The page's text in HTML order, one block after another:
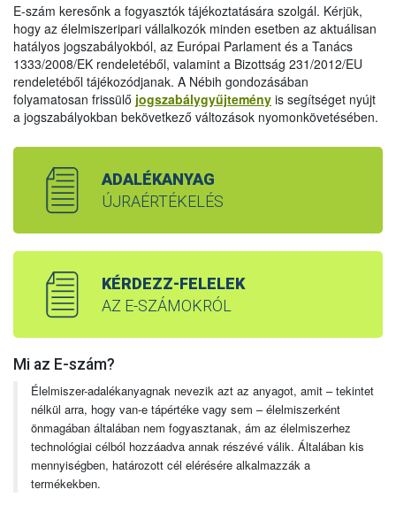
E-szám keresőnk a fogyasztók tájékoztatására szolgál. Kérjük,
hogy az élelmiszeripari vállalkozók minden esetben az aktuálisan
hatályos jogszabályokból, az Európai Parlament és a Tanács
1333/2008/EK rendeletéből, valamint a Bizottság 231/2012/EU
rendeletéből tájékozódjanak. A Nébih gondozásában
folyamatosan frissülő jogszabálygyűjtemény is segítséget nyújt
a jogszabályokban bekövetkező változások nyomonkövetésében.
ADALÉKANYAG
ÚJRAÉRTÉKELÉS
KÉRDEZZ-FELELEK
AZ E-SZÁMOKRÓL
Mi az E-szám?
Élelmiszer-adalékanyagnak nevezik azt az anyagot, amit – tekintet
nélkül arra, hogy van-e tápértéke vagy sem – élelmiszerként
önmagában általában nem fogyasztanak, ám az élelmiszerhez
technológiai célból hozzáadva annak részévé válik. Általában kis
mennyiségben, határozott cél elérésére alkalmazzák a
termékekben.